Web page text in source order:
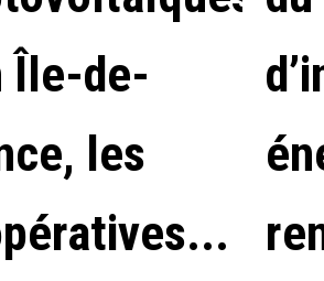
Île-de-
les